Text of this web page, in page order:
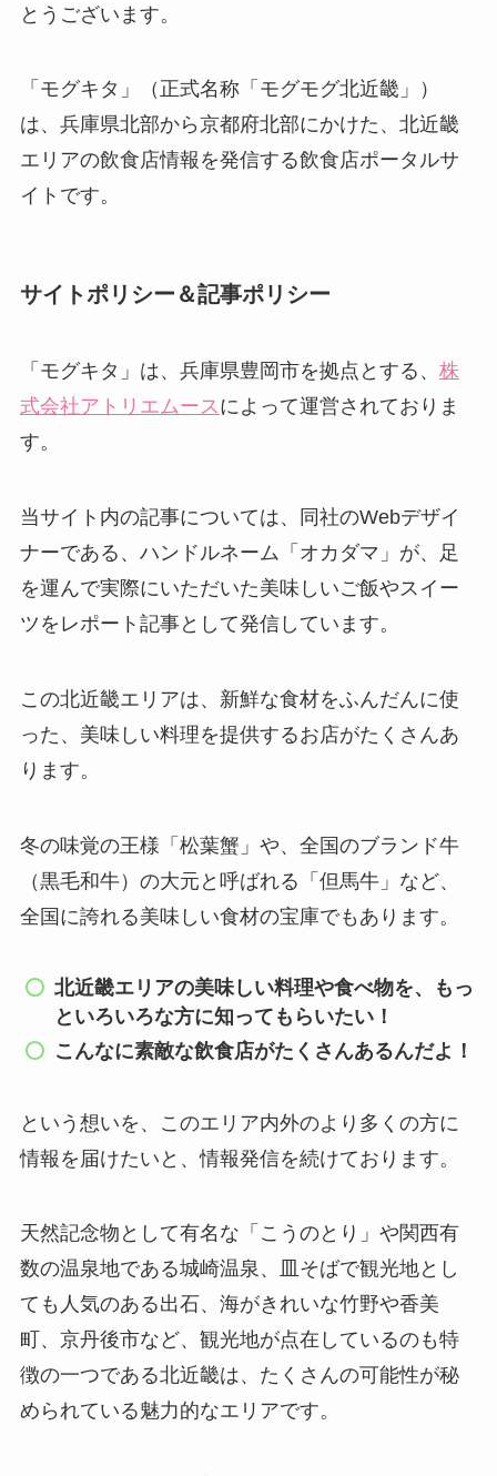
とうございます。
「モグキタ」（正式名称「モグモグ北近畿」）
は、兵庫県北部から京都府北部にかけた、北近畿
エリアの飲食店情報を発信する飲食店ポータルサ
イトです。
サイトポリシー＆記事ポリシー
「モグキタ」は、兵庫県豊岡市を拠点とする、 株
式会社アトリエムースによって運営されておりま
す。
当サイト内の記事については、同社のWebデザイ
ナーである、ハンドルネーム「オカダマ」が、足
を運んで実際にいただいた美味しいご飯やスイー
ツをレポート記事として発信しています。
この北近畿エリアは、新鮮な食材をふんだんに使
った、美味しい料理を提供するお店がたくさんあ
ります。
冬の味覚の王様「松葉蟹」や、全国のブランド牛
（黒毛和牛）の大元と呼ばれる「但馬牛」など、
全国に誇れる美味しい食材の宝庫でもあります。
北近畿エリアの美味しい料理や食べ物を、もっ
といろいろな方に知ってもらいたい！
こんなに素敵な飲食店がたくさんあるんだよ！
という想いを、このエリア内外のより多くの方に
情報を届けたいと、情報発信を続けております。
天然記念物として有名な「こうのとり」や関西有
数の温泉地である城崎温泉、皿そばで観光地とし
ても人気のある出石、海がきれいな竹野や香美
町、京丹後市など、観光地が点在しているのも特
徴の一つである北近畿は、たくさんの可能性が秘
められている魅力的なエリアです。